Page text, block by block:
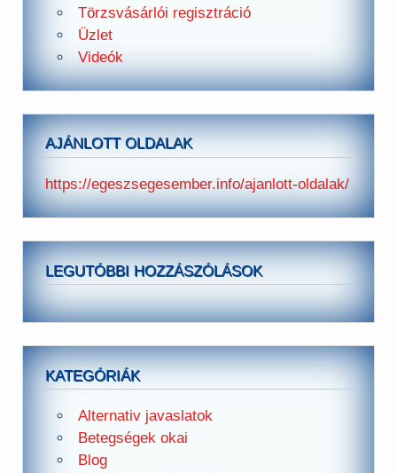
Törzsvásárlói regisztráció
Üzlet
Videók
AJÁNLOTT OLDALAK
https://egeszsegesember.info/ajanlott-oldalak/
LEGUTÓBBI HOZZÁSZÓLÁSOK
KATEGÓRIÁK
Alternativ javaslatok
Betegségek okai
Blog